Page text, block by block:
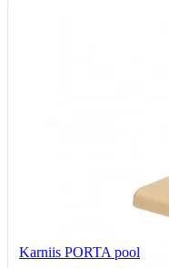
Karniis PORTA pool